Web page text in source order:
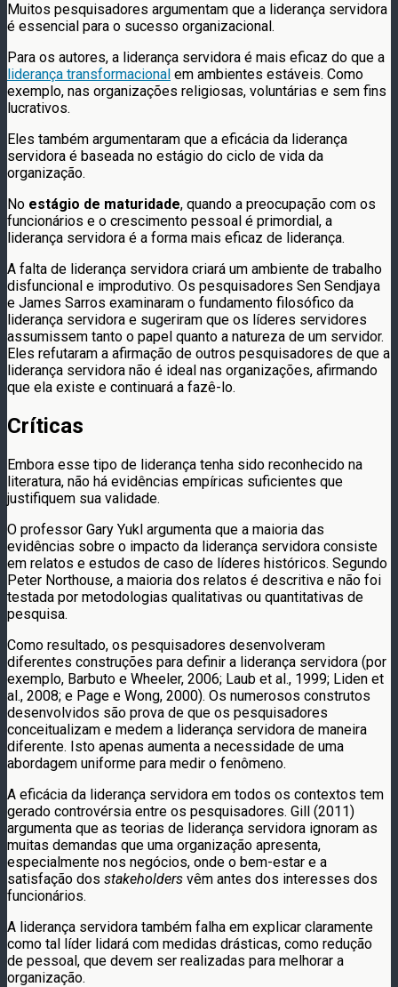
Muitos pesquisadores argumentam que a liderança servidora
é essencial para o sucesso organizacional.
Para os autores, a liderança servidora é mais eficaz do que a
liderança transformacional em ambientes estáveis. Como
exemplo, nas organizações religiosas, voluntárias e sem fins
lucrativos.
Eles também argumentaram que a eficácia da liderança
servidora é baseada no estágio do ciclo de vida da
organização.
No estágio de maturidade, quando a preocupação com os
funcionários e o crescimento pessoal é primordial, a
liderança servidora é a forma mais eficaz de liderança.
A falta de liderança servidora criará um ambiente de trabalho
disfuncional e improdutivo. Os pesquisadores Sen Sendjaya
e James Sarros examinaram o fundamento filosófico da
liderança servidora e sugeriram que os líderes servidores
assumissem tanto o papel quanto a natureza de um servidor.
Eles refutaram a afirmação de outros pesquisadores de que a
liderança servidora não é ideal nas organizações, afirmando
que ela existe e continuará a fazê-lo.
Críticas
Embora esse tipo de liderança tenha sido reconhecido na
literatura, não há evidências empíricas suficientes que
justifiquem sua validade.
O professor Gary Yukl argumenta que a maioria das
evidências sobre o impacto da liderança servidora consiste
em relatos e estudos de caso de líderes históricos. Segundo
Peter Northouse, a maioria dos relatos é descritiva e não foi
testada por metodologias qualitativas ou quantitativas de
pesquisa.
Como resultado, os pesquisadores desenvolveram
diferentes construções para definir a liderança servidora (por
exemplo, Barbuto e Wheeler, 2006; Laub et al., 1999; Liden et
al., 2008; e Page e Wong, 2000). Os numerosos construtos
desenvolvidos são prova de que os pesquisadores
conceitualizam e medem a liderança servidora de maneira
diferente. Isto apenas aumenta a necessidade de uma
abordagem uniforme para medir o fenômeno.
A eficácia da liderança servidora em todos os contextos tem
gerado controvérsia entre os pesquisadores. Gill (2011)
argumenta que as teorias de liderança servidora ignoram as
muitas demandas que uma organização apresenta,
especialmente nos negócios, onde o bem-estar e a
satisfação dos stakeholders vêm antes dos interesses dos
funcionários.
A liderança servidora também falha em explicar claramente
como tal líder lidará com medidas drásticas, como redução
de pessoal, que devem ser realizadas para melhorar a
organização.